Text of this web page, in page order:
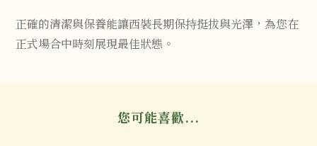
正確的清潔與保養能讓西裝長期保持挺拔與光澤，為您在
正式場合中時刻展現最佳狀態。
您可能喜歡...